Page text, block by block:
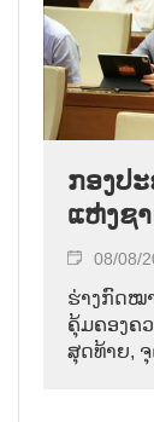
ກອງປ
ແຫ່ງຊ
08/08/
ຮ່າງກົດໝ
ຄຸ້ມຄອງຄ
ສຸດທ້າຍ,